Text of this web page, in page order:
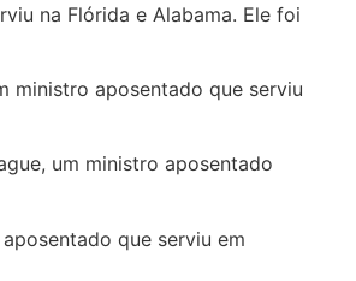
na Flórida e Alabama. Ele foi
ministro aposentado que serviu
um ministro aposentado
que serviu em